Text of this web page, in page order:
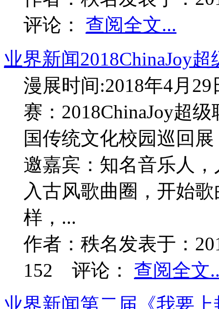
评论：
查阅全文...
业界新闻2018ChinaJoy
漫展时间:2018年4月
赛：2018ChinaJoy超
国传统文化校园巡回
邀嘉宾：知名音乐人
入古风歌曲圈，开始
样，...
作者： 秩名发表于：
152 评论：
查阅全文
业界新闻第二届《我要上